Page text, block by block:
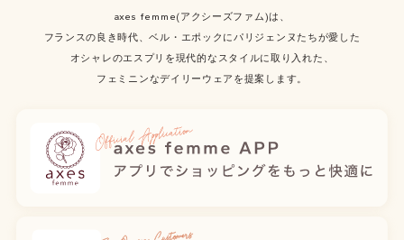
axes femme(アクシーズファム)は、
フランスの良き時代、ベル・エポックにパリジェンヌたちが愛した
オシャレのエスプリを現代的なスタイルに取り入れた、
フェミニンなデイリーウェアを提案します。